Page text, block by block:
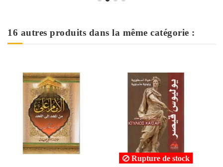
16 autres produits dans la même catégorie :
Rupture de stock